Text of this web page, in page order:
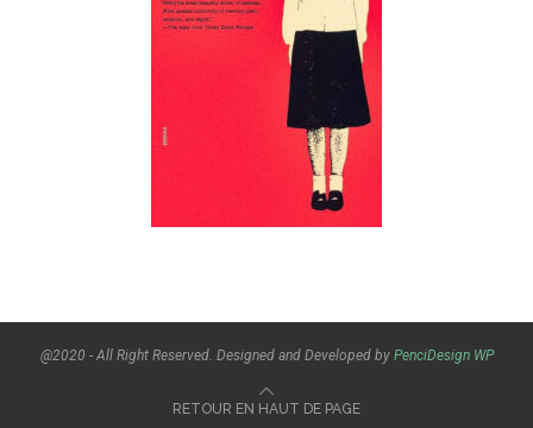
@2020 - All Right Reserved. Designed and Developed by PenciDesign WP
RETOUR EN HAUT DE PAGE